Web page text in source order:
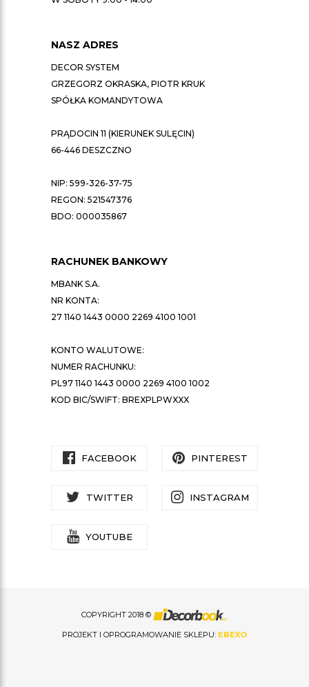
NASZ ADRES
DECOR SYSTEM
GRZEGORZ OKRASKA, PIOTR KRUK
SPÓŁKA KOMANDYTOWA
PRĄDOCIN 11 (KIERUNEK SULĘCIN)
66-446 DESZCZNO
NIP: 599-326-37-75
REGON: 521547376
BDO: 000035867
RACHUNEK BANKOWY
MBANK S.A.
NR KONTA:
27 1140 1443 0000 2269 4100 1001
KONTO WALUTOWE:
NUMER RACHUNKU:
PL97 1140 1443 0000 2269 4100 1002
KOD BIC/SWIFT: BREXPLPWXXX
FACEBOOK PINTEREST
TWITTER INSTAGRAM
YOUTUBE
COPYRIGHT 2018 ©
PROJEKT I OPROGRAMOWANIE SKLEPU: EBEXO